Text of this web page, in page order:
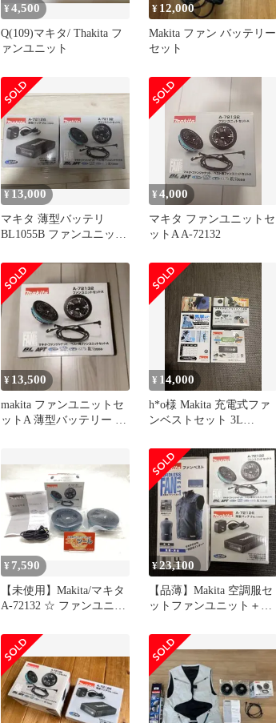
¥4,500
Q(109)マキタ/ Thakita フ
ァンユニット
¥ 12,000
Makita ファン バッテリー
セット
¥ 13,000
マキタ 薄型バッテリ
BL1055B ファンユニット
¥4,000
マキタ ファンユニットセ
ットA A-72132
¥ 13,500
makita ファンユニットセ
ットA 薄型バッテリー 猛
¥ 14,000
h*o様 Makita 充電式ファ
ンベストセット 3L
¥ 7,590
【未使用】Makita/マキタ
‎A-72132 ☆ ファンユニッ
[IT_S7LZC][豊田][M04]
¥23,100
【品薄】Makita 空調服セ
ットファンユニット＋バ